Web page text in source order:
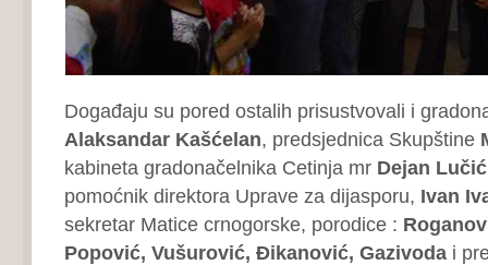
Događaju su pored ostalih prisustvovali i
Alaksandar Kašćelan, predsjednica Skupštine
kabineta gradonačelnika Cetinja mr Dejan Lučić
pomoćnik direktora Uprave za dijasporu, Ivan
sekretar Matice crnogorske, porodice :
Popović, Vušurović, Đikanović, Gazivoda i